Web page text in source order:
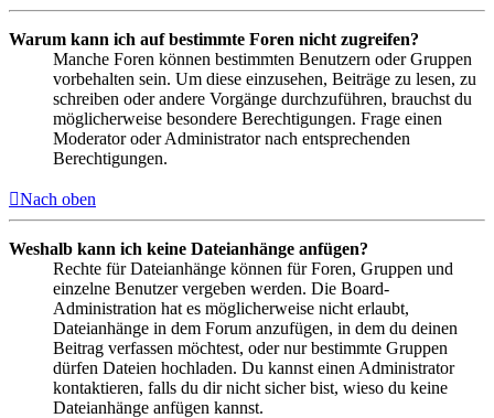
Warum kann ich auf bestimmte Foren nicht zugreifen?
Manche Foren können bestimmten Benutzern oder Gruppen
vorbehalten sein. Um diese einzusehen, Beiträge zu lesen, zu
schreiben oder andere Vorgänge durchzuführen, brauchst du
möglicherweise besondere Berechtigungen. Frage einen
Moderator oder Administrator nach entsprechenden
Berechtigungen.
Nach oben
Weshalb kann ich keine Dateianhänge anfügen?
Rechte für Dateianhänge können für Foren, Gruppen und
einzelne Benutzer vergeben werden. Die Board-
Administration hat es möglicherweise nicht erlaubt,
Dateianhänge in dem Forum anzufügen, in dem du deinen
Beitrag verfassen möchtest, oder nur bestimmte Gruppen
dürfen Dateien hochladen. Du kannst einen Administrator
kontaktieren, falls du dir nicht sicher bist, wieso du keine
Dateianhänge anfügen kannst.